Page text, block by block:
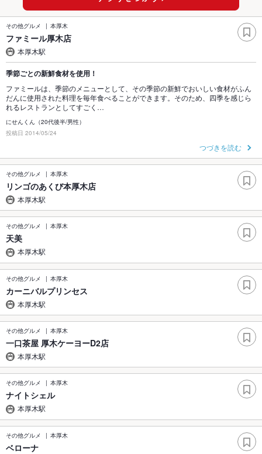
その他グルメ 本厚木
ファミール厚木店
本厚木駅
季節ごとの新鮮食材を使用！
ファミールは、季節のメニューとして、その季節の新鮮でおいしい食材がふん
だんに使用された料理を毎年食べることができます。そのため、四季を感じら
れるレストランとしてすごく…
にせんくん（20代後半/男性）
投稿日 2014/05/24
つづきを読む
その他グルメ 本厚木
リンゴのあくび本厚木店
本厚木駅
その他グルメ 本厚木
天美
本厚木駅
その他グルメ 本厚木
カーニバルプリンセス
本厚木駅
その他グルメ 本厚木
一口茶屋 厚木ケーヨーD2店
本厚木駅
その他グルメ 本厚木
ナイトシェル
本厚木駅
その他グルメ 本厚木
ベローナ